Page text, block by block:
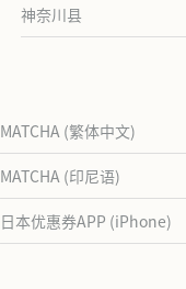
神奈川县
MATCHA (繁体中文)
MATCHA (印尼语)
日本优惠券APP (iPhone)